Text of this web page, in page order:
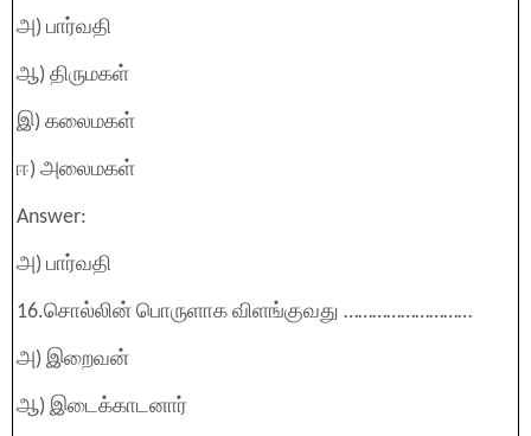
அ) பார்வதி
ஆ) திருமகள்
இ) கலைமகள்
ஈ) அலைமகள்
Answer:
அ) பார்வதி
16.சொல்லின் பொருளாக விளங்குவது ………………………
அ) இறைவன்
ஆ) இடைக்காடனார்